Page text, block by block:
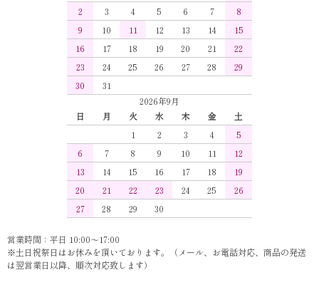
2
3 4 5 6 7
8
9
10 11 12 13 14
15
16
17 18 19 20 21
22
23
24 25 26 27 28
29
30
31
2026年9月
日
月 火 水 木 金
土
1
2 3 4
5
6
7 8 9 10 11
12
13
14 15 16 17 18
19
20
21 22 23 24 25
26
27
28 29 30
営業時間：平日 10:00～17:00
※土日祝祭日はお休みを頂いております。（メール、お電話対応、商品の発送
は翌営業日以降、順次対応致します）